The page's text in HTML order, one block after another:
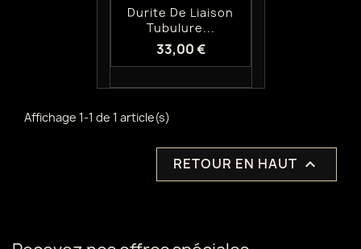
Aperçu rapide
Durite De Liaison
Tubulure...
33,00 €
Affichage 1-1 de 1 article(s)
RETOUR EN HAUT 